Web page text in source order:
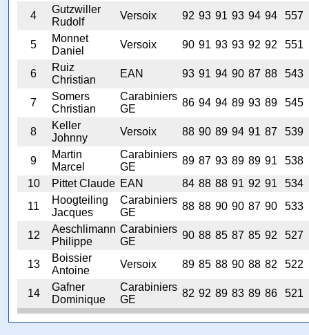
4
Gutzwiller
Rudolf
Versoix 92 93 91 93 94 94 557
5
Monnet
Daniel
Versoix 90 91 93 93 92 92 551
6
Ruiz
Christian
EAN 93 91 94 90 87 88 543
7
Somers
Christian
Carabiniers
GE
86 94 94 89 93 89 545
8
Keller
Johnny
Versoix 88 90 89 94 91 87 539
9
Martin
Marcel
Carabiniers
GE
89 87 93 89 89 91
538
10
Pittet Claude EAN 84 88 88 91 92 91
534
11
Hoogteiling
Jacques
Carabiniers
GE
88 88 90 90 87 90 533
12
Aeschlimann
Philippe
Carabiniers
GE
90 88 85 87 85 92 527
13
Boissier
Antoine
Versoix 89 85 88 90 88 82 522
14
Gafner
Dominique
Carabiniers
GE
82 92 89 83 89 86 521